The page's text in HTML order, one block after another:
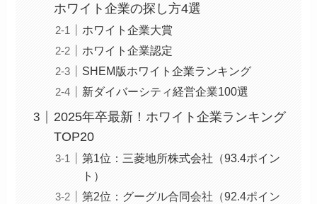
ホワイト企業の探し方4選
ホワイト企業大賞
ホワイト企業認定
SHEM版ホワイト企業ランキング
新ダイバーシティ経営企業100選
2025年卒最新！ホワイト企業ランキング
TOP20
第1位：三菱地所株式会社（93.4ポイン
ト）
第2位：グーグル合同会社（92.4ポイン